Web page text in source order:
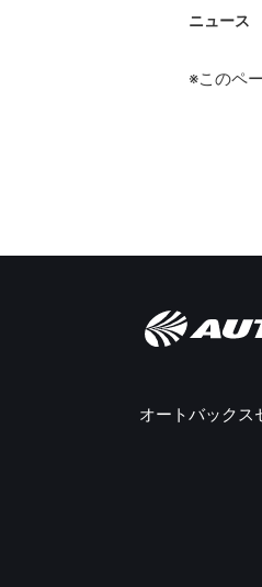
ニュース
※このペ
オートバックス